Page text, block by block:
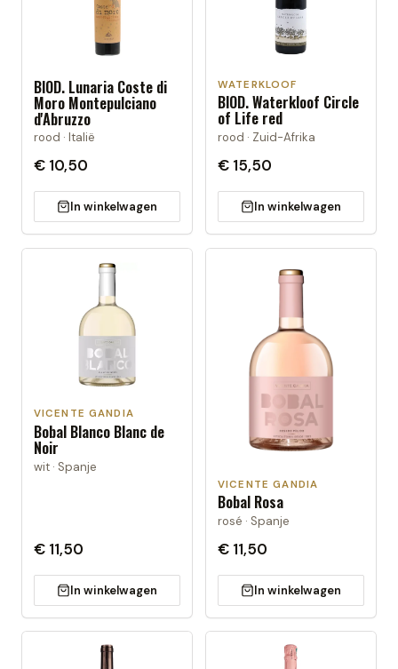
BIOD. Lunaria Coste di
Moro Montepulciano
d'Abruzzo
rood · Italië
€ 10,50
In winkelwagen
WATERKLOOF
BIOD. Waterkloof Circle
of Life red
rood · Zuid-Afrika
€ 15,50
In winkelwagen
VICENTE GANDIA
Bobal Blanco Blanc de
Noir
wit · Spanje
€ 11,50
In winkelwagen
VICENTE GANDIA
Bobal Rosa
rosé · Spanje
€ 11,50
In winkelwagen